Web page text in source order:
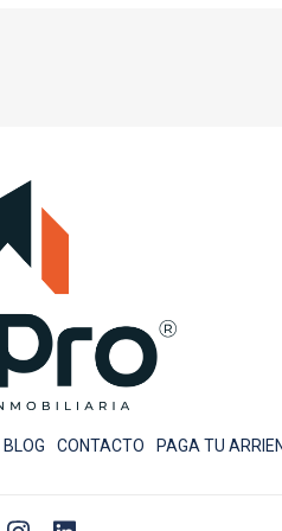
BLOG CONTACTO PAGA TU